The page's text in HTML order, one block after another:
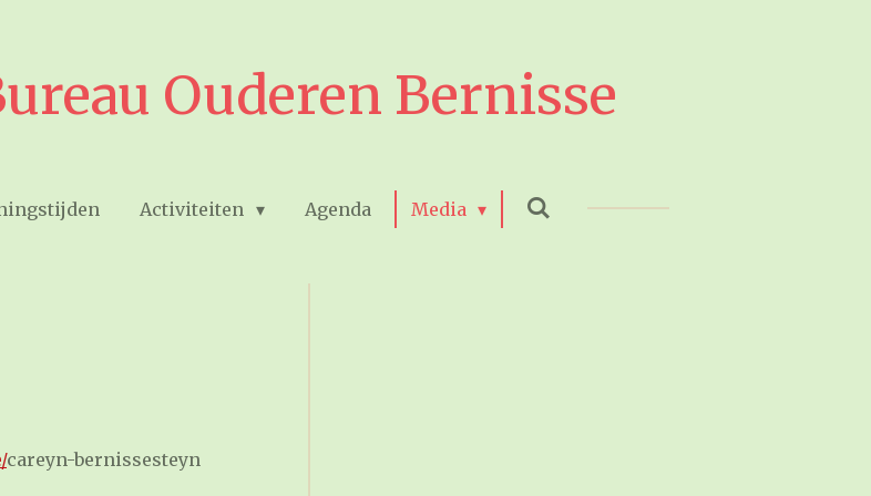
Ouderen Bernisse
Activiteiten Agenda Media
careyn-bernissesteyn